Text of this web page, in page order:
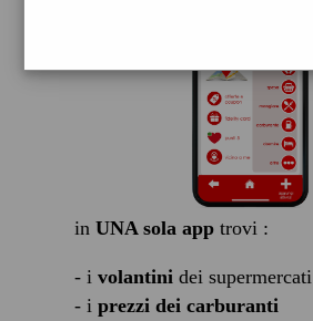
in UNA sola apptrovi :
- i volantinidei supermercati
- i prezzi dei carburanti